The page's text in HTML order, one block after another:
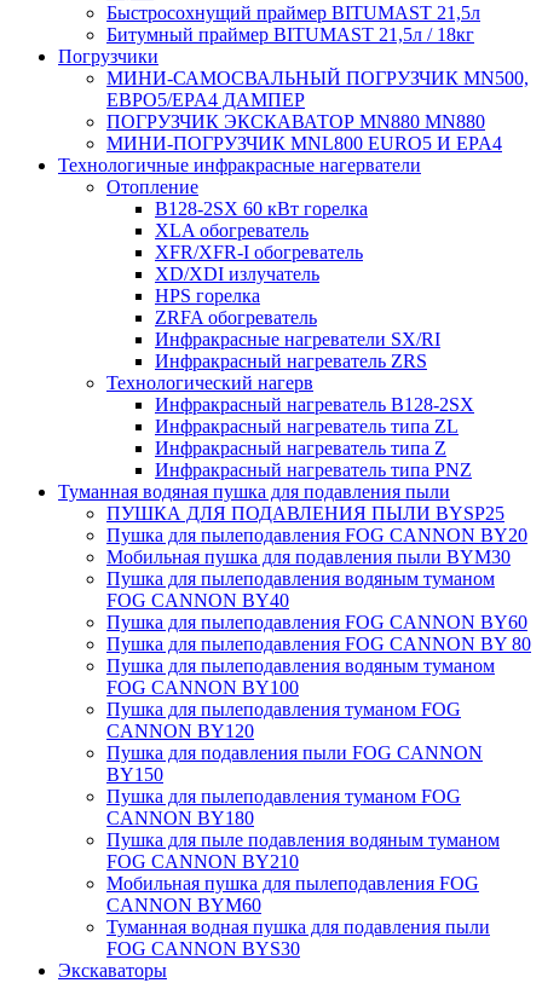
Быстросохнущий праймер BITUMAST 21,5л
Битумный праймер BITUMAST 21,5л / 18кг
Погрузчики
МИНИ-САМОСВАЛЬНЫЙ ПОГРУЗЧИК MN500,
ЕВРО5/EPA4 ДАМПЕР
ПОГРУЗЧИК ЭКСКАВАТОР MN880 MN880
МИНИ-ПОГРУЗЧИК MNL800 EURO5 И EPA4
Технологичные инфракрасные нагерватели
Отопление
B128-2SX 60 кВт горелка
XLA обогреватель
XFR/XFR-I обогреватель
XD/XDI излучатель
HPS горелка
ZRFA обогреватель
Инфракрасные нагреватели SX/RI
Инфракрасный нагреватель ZRS
Технологический нагерв
Инфракрасный нагреватель B128-2SX
Инфракрасный нагреватель типа ZL
Инфракрасный нагреватель типа Z
Инфракрасный нагреватель типа PNZ
Туманная водяная пушка для подавления пыли
ПУШКА ДЛЯ ПОДАВЛЕНИЯ ПЫЛИ BYSP25
Пушка для пылеподавления FOG CANNON BY20
Мобильная пушка для подавления пыли BYM30
Пушка для пылеподавления водяным туманом
FOG CANNON BY40
Пушка для пылеподавления FOG CANNON BY60
Пушка для пылеподавления FOG CANNON BY 80
Пушка для пылеподавления водяным туманом
FOG CANNON BY100
Пушка для пылеподавления туманом FOG
CANNON BY120
Пушка для подавления пыли FOG CANNON
BY150
Пушка для пылеподавления туманом FOG
CANNON BY180
Пушка для пыле подавления водяным туманом
FOG CANNON BY210
Мобильная пушка для пылеподавления FOG
CANNON BYM60
Туманная водная пушка для подавления пыли
FOG CANNON BYS30
Экскаваторы